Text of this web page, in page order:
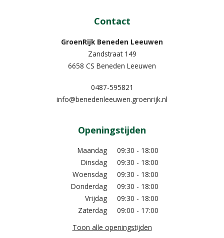
Contact
GroenRijk Beneden Leeuwen​
Zandstraat 149
6658 CS Beneden Leeuwen
0487-595821
info@benedenleeuwen.groenrijk.nl
Openingstijden
Maandag
09:30 - 18:00
Dinsdag
09:30 - 18:00
Woensdag
09:30 - 18:00
Donderdag
09:30 - 18:00
Vrijdag
09:30 - 18:00
Zaterdag
09:00 - 17:00
Toon alle openingstijden